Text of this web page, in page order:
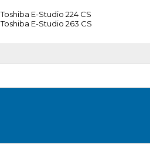
Toshiba E-Studio 224 CS
Toshiba E-Studio 263 CS